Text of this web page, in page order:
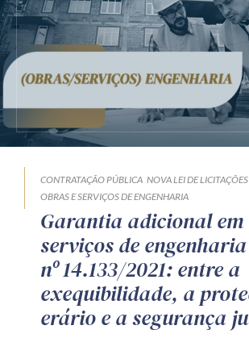
CONTRATAÇÃO PÚBLICA NOVA LEI DE LICITAÇÕES
OBRAS E SERVIÇOS DE ENGENHARIA
Garantia adicional em
serviços de
nº 14.133/2021: entre a
exequibilidade, a
erário e a segurança